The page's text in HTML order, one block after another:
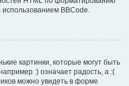
BBCode.
картинки, которые могут быть
:) означает радость, а :(
можно увидеть в форме